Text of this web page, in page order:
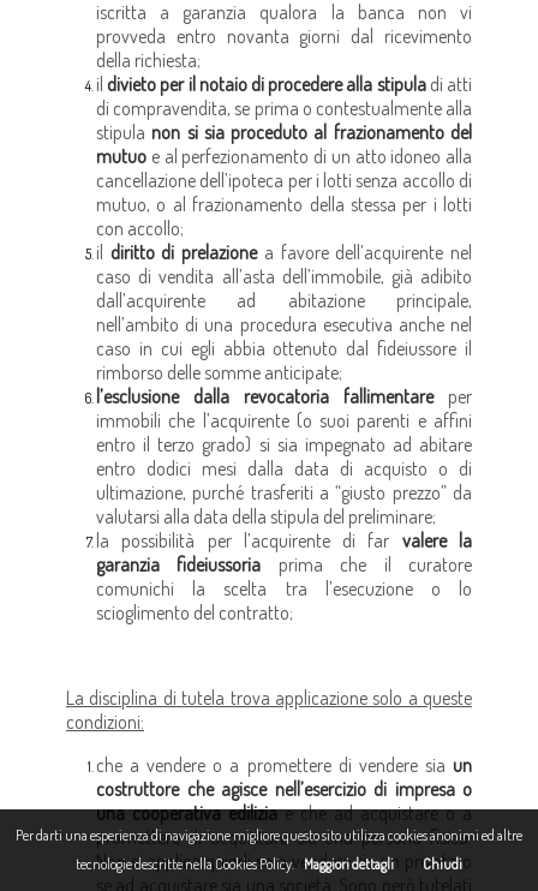
iscritta a garanzia qualora la banca non vi
provveda entro novanta giorni dal ricevimento
della richiesta;
il divieto per il notaio di procedere alla stipuladi atti
di compravendita, se prima o contestualmente alla
stipula non si sia proceduto al frazionamento del
mutuo e al perfezionamento di un atto idoneo alla
cancellazione dell’ipoteca per i lotti senza accollo di
mutuo, o al frazionamento della stessa per i lotti
con accollo;
il diritto di prelazione a favore dell’acquirente nel
caso di vendita all’asta dell’immobile, già adibito
dall’acquirente ad abitazione principale,
nell’ambito di una procedura esecutiva anche nel
caso in cui egli abbia ottenuto dal fideiussore il
rimborso delle somme anticipate;
l’esclusione dalla revocatoria fallimentareper
immobili che l’acquirente (o suoi parenti e affini
entro il terzo grado) si sia impegnato ad abitare
entro dodici mesi dalla data di acquisto o di
ultimazione, purché trasferiti a “giusto prezzo” da
valutarsi alla data della stipula del preliminare;
la possibilità per l’acquirente di far valere la
garanzia fideiussoria prima che il curatore
comunichi la scelta tra l’esecuzione o lo
scioglimento del contratto;
La disciplina di tutela trova applicazione solo a queste
condizioni:
che a vendere o a promettere di vendere sia un
costruttore che agisce nell’esercizio di impresa o
una cooperativa ediliziae che ad acquistare o a
promettere di acquistare sia una persona fisica.
Non si applica quindi se a vendere sia un privato o
se ad acquistare sia una società. Sono però tutelati
Per darti una esperienza di navigazione migliore questo sito utilizza cookies anonimi ed altre
tecnologie descritte nella Cookies Policy. Maggiori dettagli Chiudi